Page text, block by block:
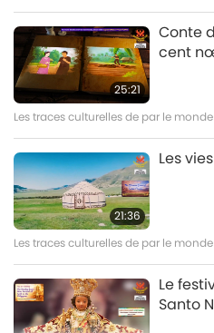
25:21
Conte
cent
Les traces culturelles de par le monde
21:36
Les
Les traces culturelles de par le monde
Le
Santo